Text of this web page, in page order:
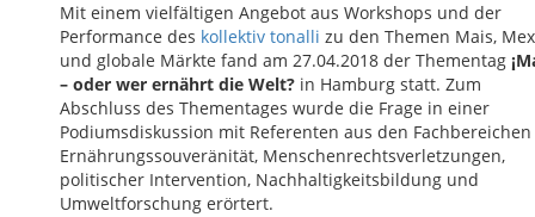
Mit einem vielfältigen Angebot aus Workshops und der
Performance des kollektiv tonalli zu den Themen Mais,
und globale Märkte fand am 27.04.2018 der Thementag
– oder wer ernährt die Welt? in Hamburg statt. Zum
Abschluss des Thementages wurde die Frage in einer
Podiumsdiskussion mit Referenten aus den Fachbereichen
Ernährungssouveränität, Menschenrechtsverletzungen,
politischer Intervention, Nachhaltigkeitsbildung und
Umweltforschung erörtert.